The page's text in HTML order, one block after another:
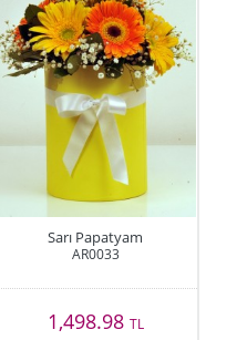
Sarı Papatyam
AR0033
1,498.98 TL